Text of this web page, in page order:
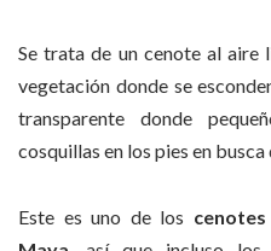
Se trata de un cenote al aire
vegetación donde se
transparente donde
cosquillas en los pies en
Este es uno de los